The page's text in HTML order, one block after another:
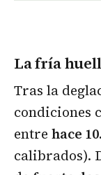
La fría
Tras la
condiciones
entre hace
calibrados).